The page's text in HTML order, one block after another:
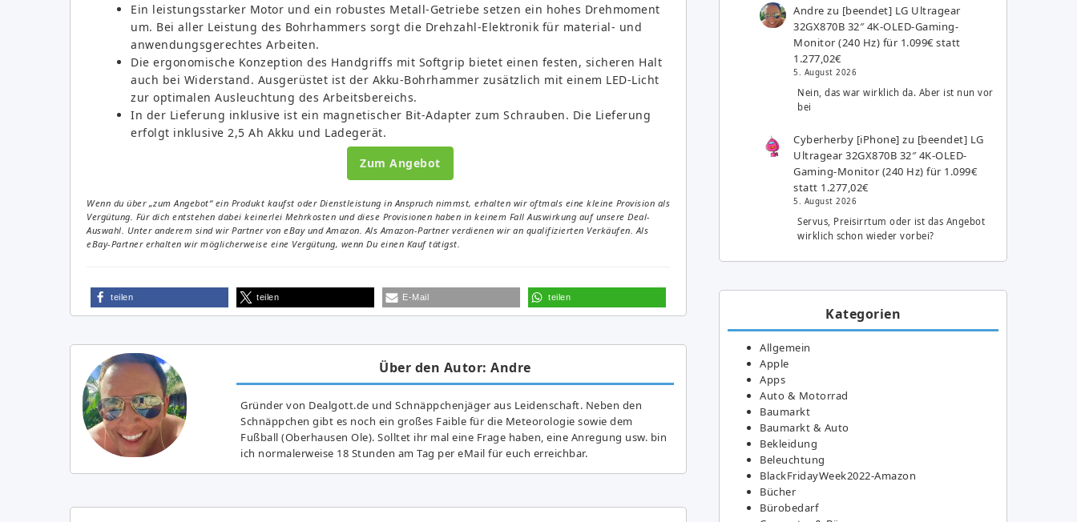
Ein leistungsstarker Motor und ein robustes Metall-Getriebe setzen ein hohes Drehmoment
um. Bei aller Leistung des Bohrhammers sorgt die Drehzahl-Elektronik für material- und
anwendungsgerechtes Arbeiten.
Die ergonomische Konzeption des Handgriffs mit Softgrip bietet einen festen, sicheren Halt
auch bei Widerstand. Ausgerüstet ist der Akku-Bohrhammer zusätzlich mit einem LED-Licht
zur optimalen Ausleuchtung des Arbeitsbereichs.
In der Lieferung inklusive ist ein magnetischer Bit-Adapter zum Schrauben. Die Lieferung
erfolgt inklusive 2,5 Ah Akku und Ladegerät.
Zum Angebot
Wenn du über „zum Angebot“ ein Produkt kaufst oder Dienstleistung in Anspruch nimmst, erhalten wir oftmals eine kleine Provision als
Vergütung. Für dich entstehen dabei keinerlei Mehrkosten und diese Provisionen haben in keinem Fall Auswirkung auf unsere Deal-
Auswahl. Unter anderem sind wir Partner von eBay und Amazon. Als Amazon-Partner verdienen wir an qualifizierten Verkäufen. Als
eBay-Partner erhalten wir möglicherweise eine Vergütung, wenn Du einen Kauf tätigst.
teilen teilen E-Mail teilen
Über den Autor: Andre
Gründer von Dealgott.de und Schnäppchenjäger aus Leidenschaft. Neben den
Schnäppchen gibt es noch ein großes Fai­ble für die Meteorologie sowie dem
Fußball (Oberhausen Ole). Solltet ihr mal eine Frage haben, eine Anregung usw. bin
ich normalerweise 18 Stunden am Tag per eMail für euch erreichbar.
Andre zu [beendet] LG Ultragear
32GX870B 32″ 4K-OLED-Gaming-
Monitor (240 Hz) für 1.099€ statt
1.277,02€
5. August 2026
Nein, das war wirklich da. Aber ist nun vor
bei
Cyberherby [iPhone] zu [beendet] LG
Ultragear 32GX870B 32″ 4K-OLED-
Gaming-Monitor (240 Hz) für 1.099€
statt 1.277,02€
5. August 2026
Servus, Preisirrtum oder ist das Angebot
wirklich schon wieder vorbei?
Kategorien
Allgemein
Apple
Apps
Auto & Motorrad
Baumarkt
Baumarkt & Auto
Bekleidung
Beleuchtung
BlackFridayWeek2022-Amazon
Bücher
Bürobedarf